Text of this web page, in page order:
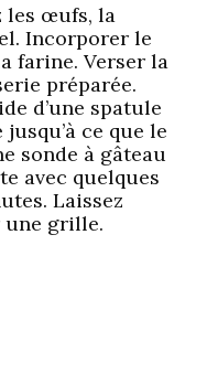
les œufs, la
Incorporer le
farine. Verser la
préparée.
d’une spatule
ce que le
sonde à gâteau
avec quelques
Laissez
grille.